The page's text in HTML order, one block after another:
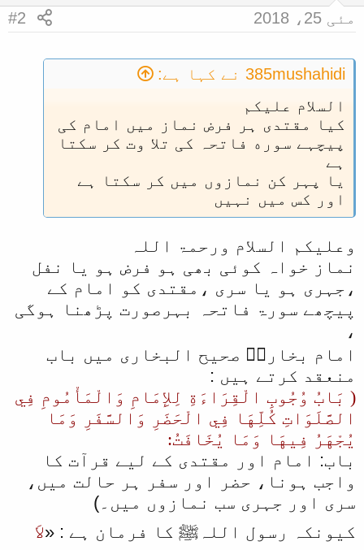
مئی 25، 2018 #2
385mushahidi نے کہا ہے:
السلام علیکم
کیا مقتدی ہر فرض نماز میں امام کی
پیچہے سوره فاتحہ کی تلا وت کر سکتا
ہے
یا پہر کن نمازوں میں کر سکتا ہے
اور کس میں نہیں
وعلیکم السلام ورحمۃ اللہ
نماز خواہ کوئی بھی ہو فرض ہو یا نفل
،جہری ہو یا سری ،مقتدی کو امام کے
پیچھے سورۃ فاتحہ بہرصورت پڑھنا ہوگی
،
امام بخاریؒ صحیح البخاری میں باب
منعقد کرتے ہیں :
( بَابُ وُجُوبِ الْقِرَاءَةِ لِلإِمَامِ وَالْمَأْمُومِ فِي
الصَّلَوَاتِ كُلِّهَا فِي الْحَضَرِ وَالسَّفَرِ وَمَا
يُجْهَرُ فِيهَا وَمَا يُخَافَتُ:
باب: امام اور مقتدی کے لیے قرآت کا
واجب ہونا، حضر اور سفر ہر حالت میں،
سری اور جہری سب نمازوں میں۔)
کیونکہ رسول اللہﷺ کا فرمان ہے : «لاَ